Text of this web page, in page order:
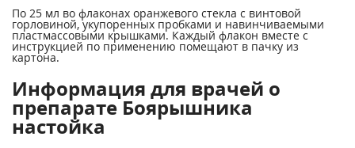
По 25 мл во флаконах оранжевого стекла с винтовой
горловиной, укупоренных пробками и навинчиваемыми
пластмассовыми крышками. Каждый флакон вместе с
инструкцией по применению помещают в пачку из
картона.
Информация для врачей о
препарате Боярышника
настойка